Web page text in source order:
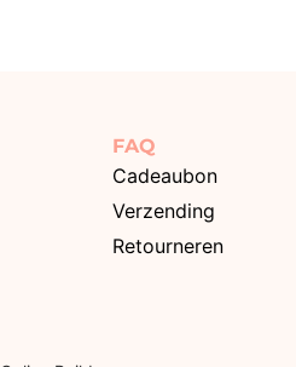
FAQ
Cadeaubon
Verzending
Retourneren